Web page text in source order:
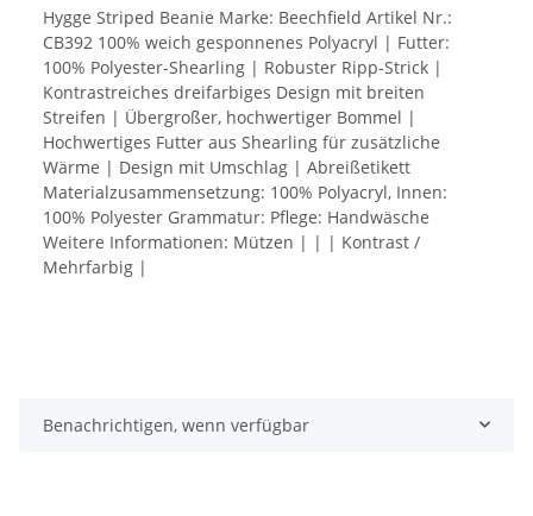
Hygge Striped Beanie Marke: Beechfield Artikel Nr.:
CB392 100% weich gesponnenes Polyacryl | Futter:
100% Polyester-Shearling | Robuster Ripp-Strick |
Kontrastreiches dreifarbiges Design mit breiten
Streifen | Übergroßer, hochwertiger Bommel |
Hochwertiges Futter aus Shearling für zusätzliche
Wärme | Design mit Umschlag | Abreißetikett
Materialzusammensetzung: 100% Polyacryl, Innen:
100% Polyester Grammatur: Pflege: Handwäsche
Weitere Informationen: Mützen | | | Kontrast /
Mehrfarbig |
Benachrichtigen, wenn verfügbar